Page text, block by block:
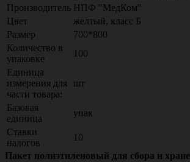
Производитель НПФ "МедКом"
Цвет
желтый, класс Б
Размер
700*800
Количество в
упаковке
100
Единица
измерения для
части товара:
шт
Базовая
единица
упак
Ставки
налогов
10
Пакет полиэтиленовый для сбора и